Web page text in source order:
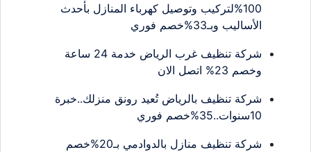
100%لتركيب وتوصيل كهرباء المنازل بأحدث
الأساليب وبـ33%خصم فوري
شركة تنظيف غرب الرياض خدمة 24 ساعة
وخصم 23% اتصل الان
شركة تنظيف بالرياض تُعيد رونق منزلك..خبرة
10سنوات..35%خصم فوري
شركة تنظيف منازل بالدوادمي بـ20%خصم